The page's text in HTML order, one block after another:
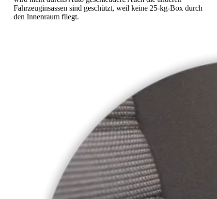
Fahrzeuginsassen sind geschützt, weil keine 25-kg-Box durch
den Innenraum fliegt.